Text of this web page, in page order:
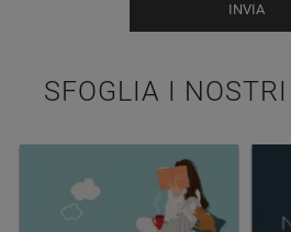
SFOGLIA I
INVIA